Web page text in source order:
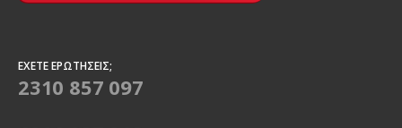
ΈΧΕΤΕ ΕΡΩΤΉΣΕΙΣ;
2310 857 097